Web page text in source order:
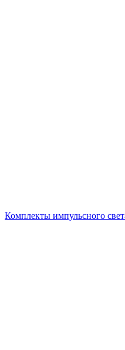
Комплекты импульсного